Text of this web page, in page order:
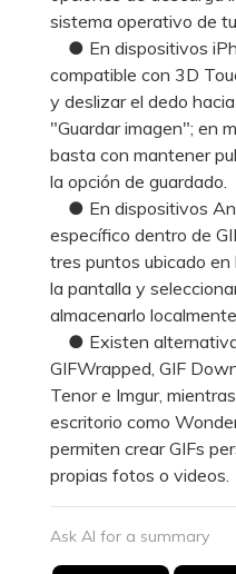
sistema operativo de
● En dispositivos
compatible con 3D
y deslizar el dedo
"Guardar imagen"; en
basta con mantener
la opción de guardado.
● En dispositivos
específico dentro de
tres puntos ubicado
la pantalla y
almacenarlo localmente.
● Existen
GIFWrapped, GIF
Tenor e Imgur,
escritorio como
permiten crear GIFs
propias fotos o videos.
Ask AI for a summary